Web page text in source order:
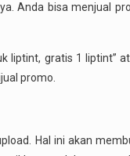
Anda bisa menjual
gratis 1 liptint”
promo.
Hal ini akan